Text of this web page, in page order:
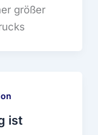
größer
ist